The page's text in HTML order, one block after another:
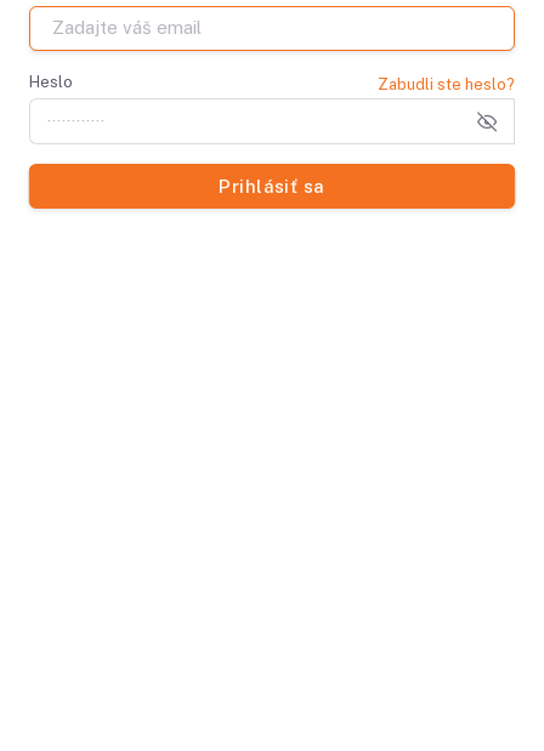
Heslo Zabudli ste heslo?
Prihlásiť sa